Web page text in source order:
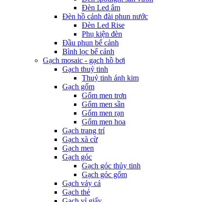
Đèn Led âm
Đèn hồ cảnh đài phun nước
Đèn Led Rise
Phụ kiện đèn
Đầu phun bể cảnh
Bình lọc bể cảnh
Gạch mosaic - gạch hồ bơi
Gạch thuỷ tinh
Thuỷ tinh ánh kim
Gạch gốm
Gốm men trơn
Gốm men sần
Gốm men rạn
Gốm men hoa
Gạch trang trí
Gạch xà cừ
Gạch men
Gạch góc
Gạch góc thủy tinh
Gạch góc gốm
Gạch vảy cá
Gạch thẻ